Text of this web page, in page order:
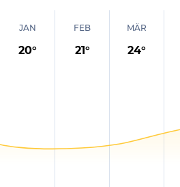
JAN
20°
FEB
21°
MÄR
24°